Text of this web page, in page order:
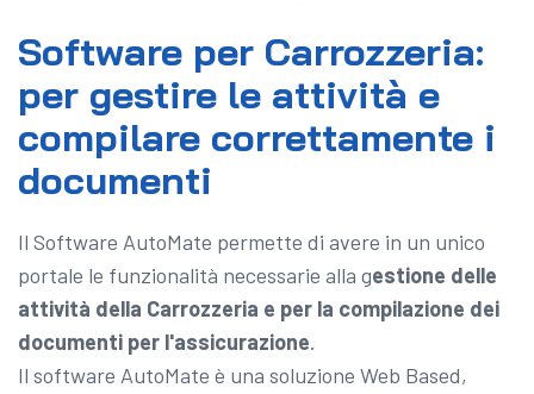
Software per Carrozzeria:
per gestire le attività e
compilare correttamente i
documenti
Il Software AutoMate permette di avere in un unico
portale le funzionalità necessarie alla gestione delle
attività della Carrozzeria e per la compilazione dei
documenti per l'assicurazione.
Il software AutoMate è una soluzione Web Based,